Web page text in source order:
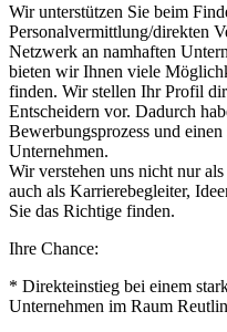
Wir unterstützen Sie beim
Personalvermittlung/direkten
Netzwerk an namhaften
bieten wir Ihnen viele
finden. Wir stellen Ihr Profil
Entscheidern vor. Dadurch
Bewerbungsprozess und
Unternehmen.
Wir verstehen uns nicht nur
auch als Karrierebegleiter,
Sie das Richtige finden.
Ihre Chance:
* Direkteinstieg bei einem
Unternehmen im Raum